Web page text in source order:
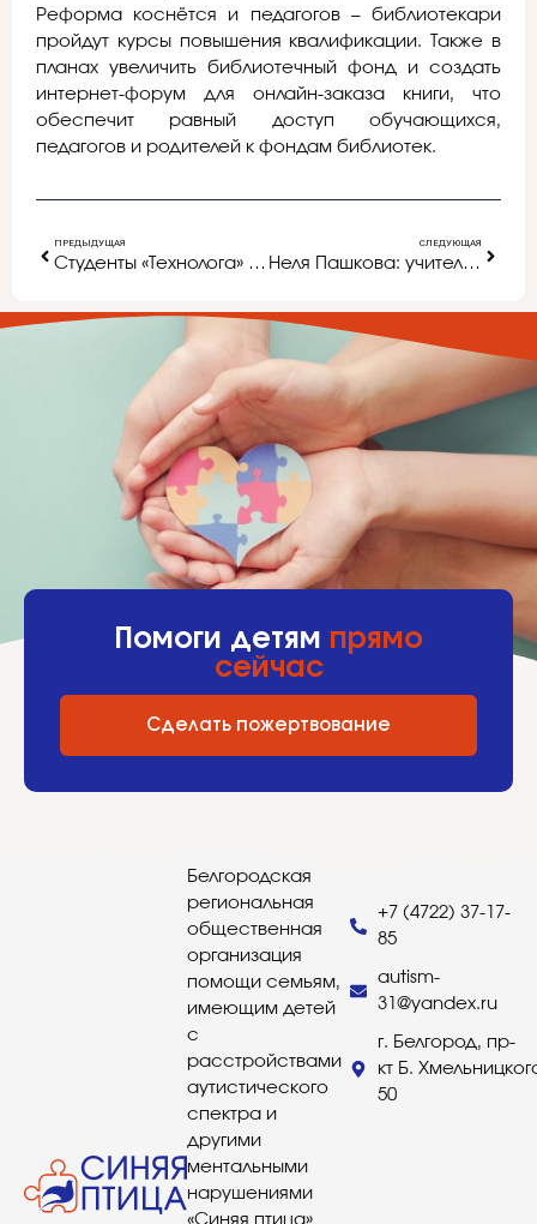
Реформа коснётся и педагогов – библиотекари
пройдут курсы повышения квалификации. Также в
планах увеличить библиотечный фонд и создать
интернет-форум для онлайн-заказа книги, что
обеспечит равный доступ обучающихся,
педагогов и родителей к фондам библиотек.
ПРЕДЫДУЩАЯ
Студенты «Технолога» прошли практику в «Кванториуме»
СЛЕДУЮЩАЯ
Неля Пашкова: учитель – друг
Помоги детям прямо
сейчас
Сделать пожертвование
Белгородская
региональная
общественная
организация
помощи семьям,
имеющим детей
с
расстройствами
аутистического
спектра и
другими
ментальными
нарушениями
«Синяя птица»
+7 (4722) 37-17-
85
autism-
31@yandex.ru
г. Белгород, пр-
кт Б.
50